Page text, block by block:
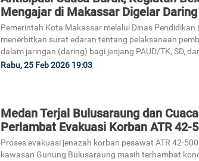
Mengajar di Makassar Digelar Daring
Pemerintah Kota Makassar melalui Dinas Pendidikan
menerbitkan surat edaran tentang pelaksanaan
dalam jaringan (daring) bagi jenjang PAUD/TK, SD,
Rabu, 25 Feb 2026 19:03
Medan Terjal Bulusaraung dan
Perlambat Evakuasi Korban ATR 42-
Proses evakuasi jenazah korban pesawat ATR 42-
kawasan Gunung Bulusaraung masih terhambat